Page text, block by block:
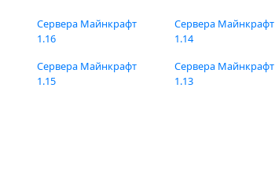
Сервера Майнкрафт
1.16
Сервера Майнкрафт
1.15
Сервера Майнкрафт
1.14
Сервера Майнкрафт
1.13